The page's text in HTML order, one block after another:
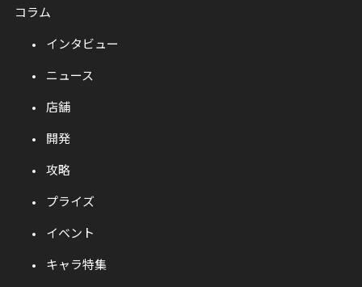
コラム
インタビュー
ニュース
店舗
開発
攻略
プライズ
イベント
キャラ特集